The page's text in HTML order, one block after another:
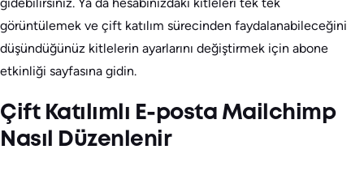
görüntülemek ve çift katılım sürecinden faydalanabileceğini
düşündüğünüz kitlelerin ayarlarını değiştirmek için abone
etkinliği sayfasına gidin.
Çift Katılımlı E-posta Mailchimp
Nasıl Düzenlenir